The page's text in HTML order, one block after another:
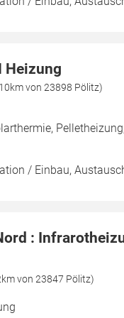
Heizung
von 23898 Pölitz)
/ Einbau,
:
von 23847 Pölitz)